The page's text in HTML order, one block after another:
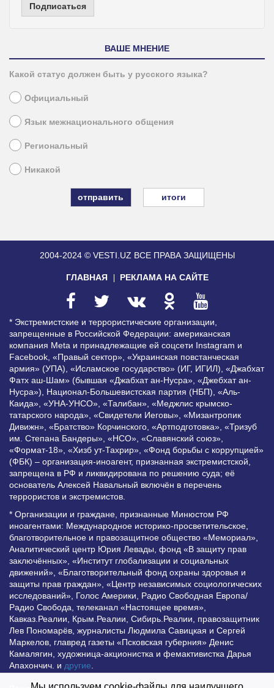
Подписаться
ВАШЕ МНЕНИЕ
Какой статус должен быть у русского языка?
Официальный
Язык межнационального общения
Региональный
Никакой
итоги
2004-2024 © VESTI.UZ ВСЕ ПРАВА ЗАЩИЩЕНЫ
ГЛАВНАЯ РЕКЛАМА НА САЙТЕ
* Экстремистские и террористические организации,
запрещенные в Российской Федерации: американская
компания Meta и принадлежащие ей соцсети Instagram и
Facebook, «Правый сектор», «Украинская повстанческая
армия» (УПА), «Исламское государство» (ИГ, ИГИЛ), «Джабхат
Фатх аш-Шам» (бывшая «Джабхат ан-Нусра», «Джебхат ан-
Нусра»), Национал-Большевистская партия (НБП), «Аль-
Каида», «УНА-УНСО», «Талибан», «Меджлис крымско-
татарского народа», «Свидетели Иеговы», «Мизантропик
Дивижн», «Братство» Корчинского, «Артподготовка», «Тризуб
им. Степана Бандеры», «НСО», «Славянский союз»,
«Формат-18», «Хизб ут-Тахрир», «Фонд борьбы с коррупцией»
(ФБК) – организация-иноагент, признанная экстремистской,
запрещена в РФ и ликвидирована по решению суда; её
основатель Алексей Навальный включён в перечень
террористов и экстремистов.
* Организации и граждане, признанные Минюстом РФ
иноагентами: Международное историко-просветительское,
благотворительное и правозащитное общество «Мемориал»,
Аналитический центр Юрия Левады, фонд «В защиту прав
заключённых», «Институт глобализации и социальных
движений», «Благотворительный фонд охраны здоровья и
защиты прав граждан», «Центр независимых социологических
исследований», Голос Америки, Радио Свободная Европа/
Радио Свобода, телеканал «Настоящее время»,
Кавказ.Реалии, Крым.Реалии, Сибирь.Реалии, правозащитник
Лев Пономарёв, журналисты Людмила Савицкая и Сергей
Маркелов, главред газеты «Псковская губерния» Денис
Камалягин, художница-акционистка и фемактивистка Дарья
Апахончич. и другие